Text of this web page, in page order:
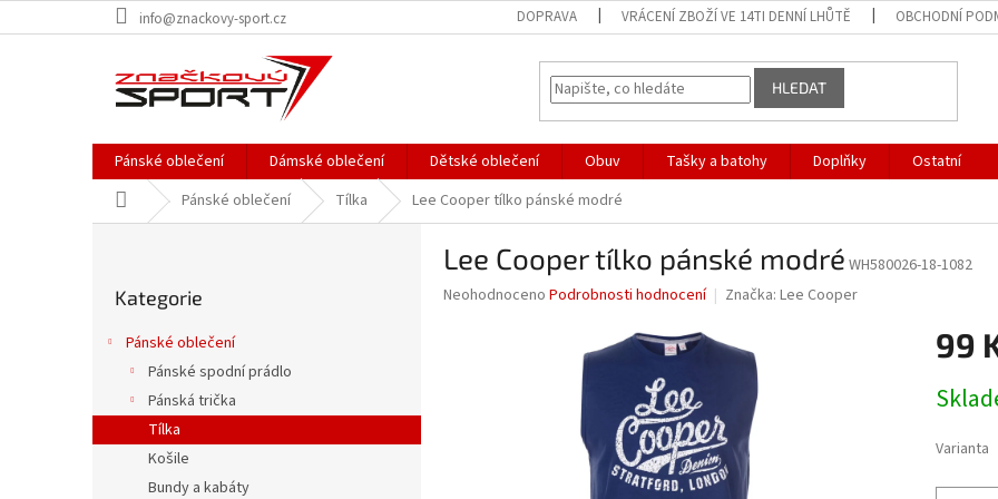
na
info@znackovy-sport.cz DOPRAVA VRÁCENÍ ZBOŽÍ VE 14TI DENNÍ LHŮTĚ OBCHODNÍ
HLEDAT
Pánské oblečení Dámské oblečení Dětské oblečení Obuv Tašky a batohy Doplňky
Ostatní
Domů Pánské oblečení Tílka Lee Cooper tílko pánské modré
kategorie
Kategorie
Pánské oblečení
Pánské spodní prádlo
Pánská trička
Tílka
Košile
Bundy a kabáty
Lee Cooper tílko pánské modré WH580026-18-1082
Průměrné
Neohodnoceno Podrobnosti hodnocení Značka: Lee Cooper
99
cena:
Varianta